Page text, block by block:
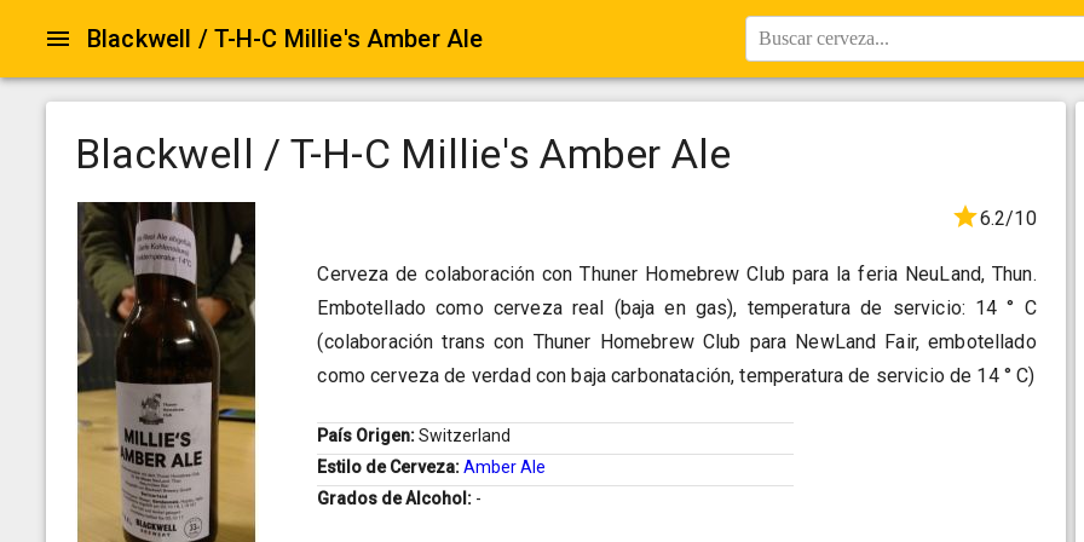
Blackwell / T-H-C Millie's Amber Ale Buscar cerveza...
Blackwell / T-H-C Millie's Amber Ale
6.2/10
Cerveza de colaboración con Thuner Homebrew Club para la feria NeuLand, Thun.
Embotellado como cerveza real (baja en gas), temperatura de servicio: 14 ° C
(colaboración trans con Thuner Homebrew Club para NewLand Fair, embotellado
como cerveza de verdad con baja carbonatación, temperatura de servicio de 14 ° C)
País Origen:Switzerland
Estilo de Cerveza:Amber Ale
Grados de Alcohol: -